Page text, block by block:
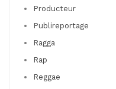
Producteur
Publireportage
Ragga
Rap
Reggae